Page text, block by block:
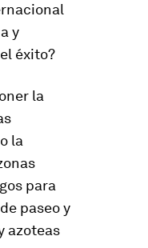
y
éxito?
la
la
para
paseo y
azoteas